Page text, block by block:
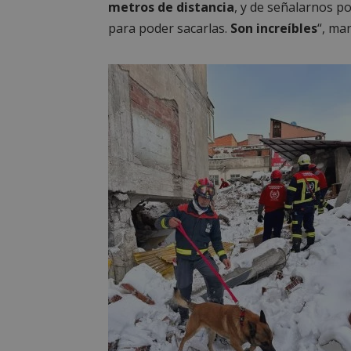
metros de distancia, y de señalarnos
para poder sacarlas. Son increíbles“,
__cf_bm
Nombre
__gpi
OAID
Nombre
test_cookie
IDE
Nombre
__Secure-
ROLLOUT_TOKEN
ttwid